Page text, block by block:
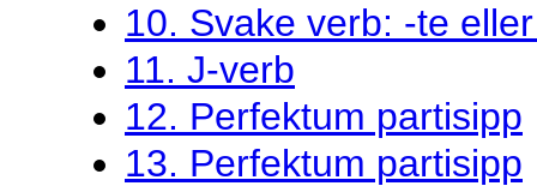
10. Svake verb: -te
11. J-verb
12. Perfektum partisipp
13. Perfektum partisipp